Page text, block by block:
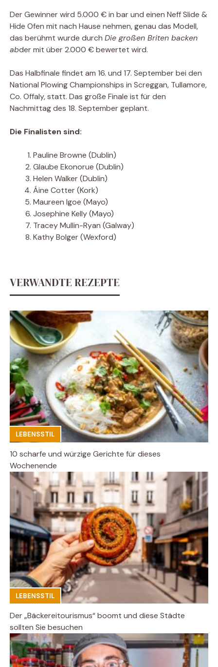
Der Gewinner wird 5.000 € in bar und einen Neff Slide &
Hide Ofen mit nach Hause nehmen, genau das Modell,
das berühmt wurde durch Die großen Briten backen
abder mit über 2.000 € bewertet wird.
Das Halbfinale findet am 16. und 17. September bei den
National Plowing Championships in Screggan, Tullamore,
Co. Offaly, statt. Das große Finale ist für den
Nachmittag des 18. September geplant.
Die Finalisten sind:
Pauline Browne (Dublin)
Glaube Ekonorue (Dublin)
Helen Walker (Dublin)
Áine Cotter (Kork)
Maureen Igoe (Mayo)
Josephine Kelly (Mayo)
Tracey Mullin-Ryan (Galway)
Kathy Bolger (Wexford)
VERWANDTE REZEPTE
LEBENSSTIL
10 scharfe und würzige Gerichte für dieses
Wochenende
LEBENSSTIL
Der „Bäckereitourismus“ boomt und diese Städte
sollten Sie besuchen